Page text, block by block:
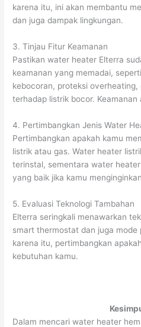
karena itu, ini akan membantu
dan juga dampak lingkungan.
3. Tinjau Fitur Keamanan
Pastikan water heater Elterra
keamanan yang memadai,
kebocoran, proteksi overheating,
terhadap listrik bocor.
4. Pertimbangkan Jenis Water
Pertimbangkan apakah kamu
listrik atau gas. Water heater
terinstal, sementara water
yang baik jika kamu
5. Evaluasi Teknologi Tambahan
Elterra seringkali menawarkan
smart thermostat dan juga mode
karena itu, pertimbangkan
kebutuhan kamu.
Dalam mencari water heater